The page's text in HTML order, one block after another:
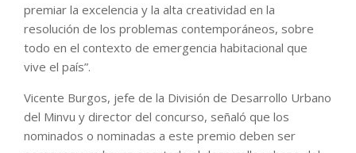
premiar la excelencia y la alta creatividad en la
resolución de los problemas contemporáneos, sobre
todo en el contexto de emergencia habitacional que
vive el país”.
Vicente Burgos, jefe de la División de Desarrollo Urbano
del Minvu y director del concurso, señaló que los
nominados o nominadas a este premio deben ser